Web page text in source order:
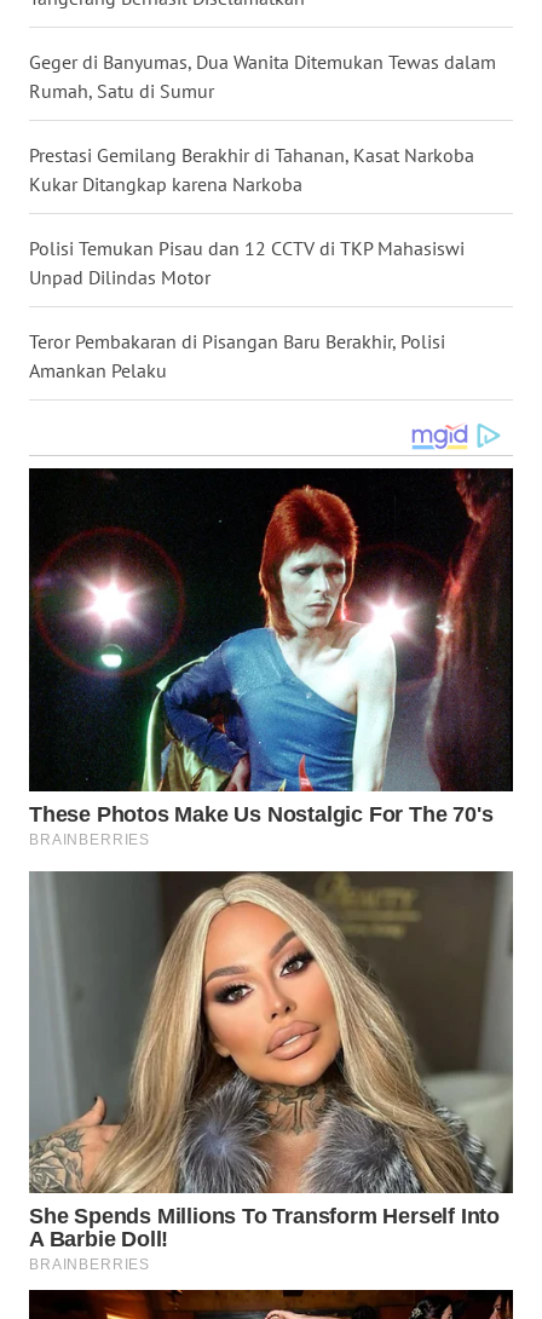
Geger di Banyumas, Dua Wanita Ditemukan Tewas dalam
Rumah, Satu di Sumur
Prestasi Gemilang Berakhir di Tahanan, Kasat Narkoba
Kukar Ditangkap karena Narkoba
Polisi Temukan Pisau dan 12 CCTV di TKP Mahasiswi
Unpad Dilindas Motor
Teror Pembakaran di Pisangan Baru Berakhir, Polisi
Amankan Pelaku
WN
NUSANTARA
WN
JOGJA
WN
WN
KALTARA
WN
KALSEL
WN
KALTIM
WN
WN
MALUKU
WN
MALUT
DAIRI